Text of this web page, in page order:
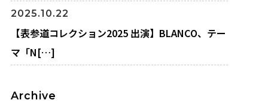
2025.10.22
【表参道コレクション2025 出演】BLANCO、テー
マ「N[…]
Archive